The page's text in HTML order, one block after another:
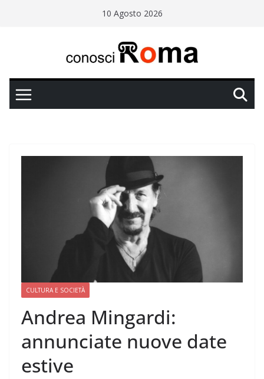
10 Agosto 2026
CULTURA E SOCIETÀ
Andrea Mingardi:
annunciate nuove date
estive